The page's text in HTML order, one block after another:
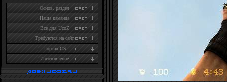
Основ. раздел
Наша каманда
Все для UcoZ
Требуются на сайт
Портал CS
Изготовление